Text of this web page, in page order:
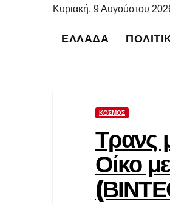
Κυριακή, 9 Αυγούστου
ΕΛΛΆΔΑ
ΚΌΣΜΟΣ
Τρανς
Οίκο